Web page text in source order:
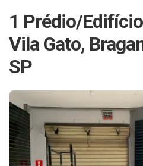
1 Prédio/
Vila Gato,
SP